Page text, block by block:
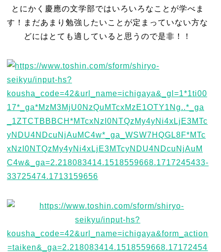
とにかく慶應の文学部ではいろいろなことが学べま
す！まだあまり勉強したいことが定まっていない方な
どにはとても適していると思うので是非！！